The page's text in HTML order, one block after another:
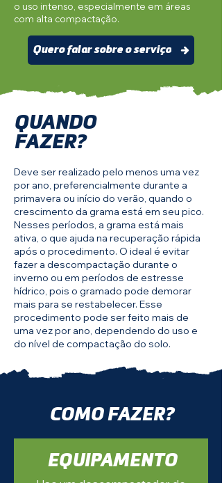
o uso intenso, especialmente em áreas
com alta compactação.
Quero falar sobre o serviço
QUANDO
FAZER?
Deve ser realizado pelo menos uma vez
por ano, preferencialmente durante a
primavera ou início do verão, quando o
crescimento da grama está em seu pico.
Nesses períodos, a grama está mais
ativa, o que ajuda na recuperação rápida
após o procedimento. O ideal é evitar
fazer a descompactação durante o
inverno ou em períodos de estresse
hídrico, pois o gramado pode demorar
mais para se restabelecer. Esse
procedimento pode ser feito mais de
uma vez por ano, dependendo do uso e
do nível de compactação do solo.
COMO FAZER?
EQUIPAMENTO